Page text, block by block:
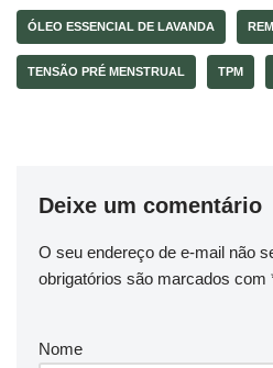
ÓLEO ESSENCIAL DE LAVANDA
TENSÃO PRÉ MENSTRUAL TPM
Deixe um comentário
O seu endereço de e-mail não
obrigatórios são marcados com
Nome